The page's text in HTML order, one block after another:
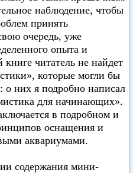
наблюдение, чтобы
принять
очередь, уже
опыта и
читатель не найдет
которые могли бы
них я подробно написал
для начинающих».
в подробном и
оснащения и
аквариумами.
содержания мини-